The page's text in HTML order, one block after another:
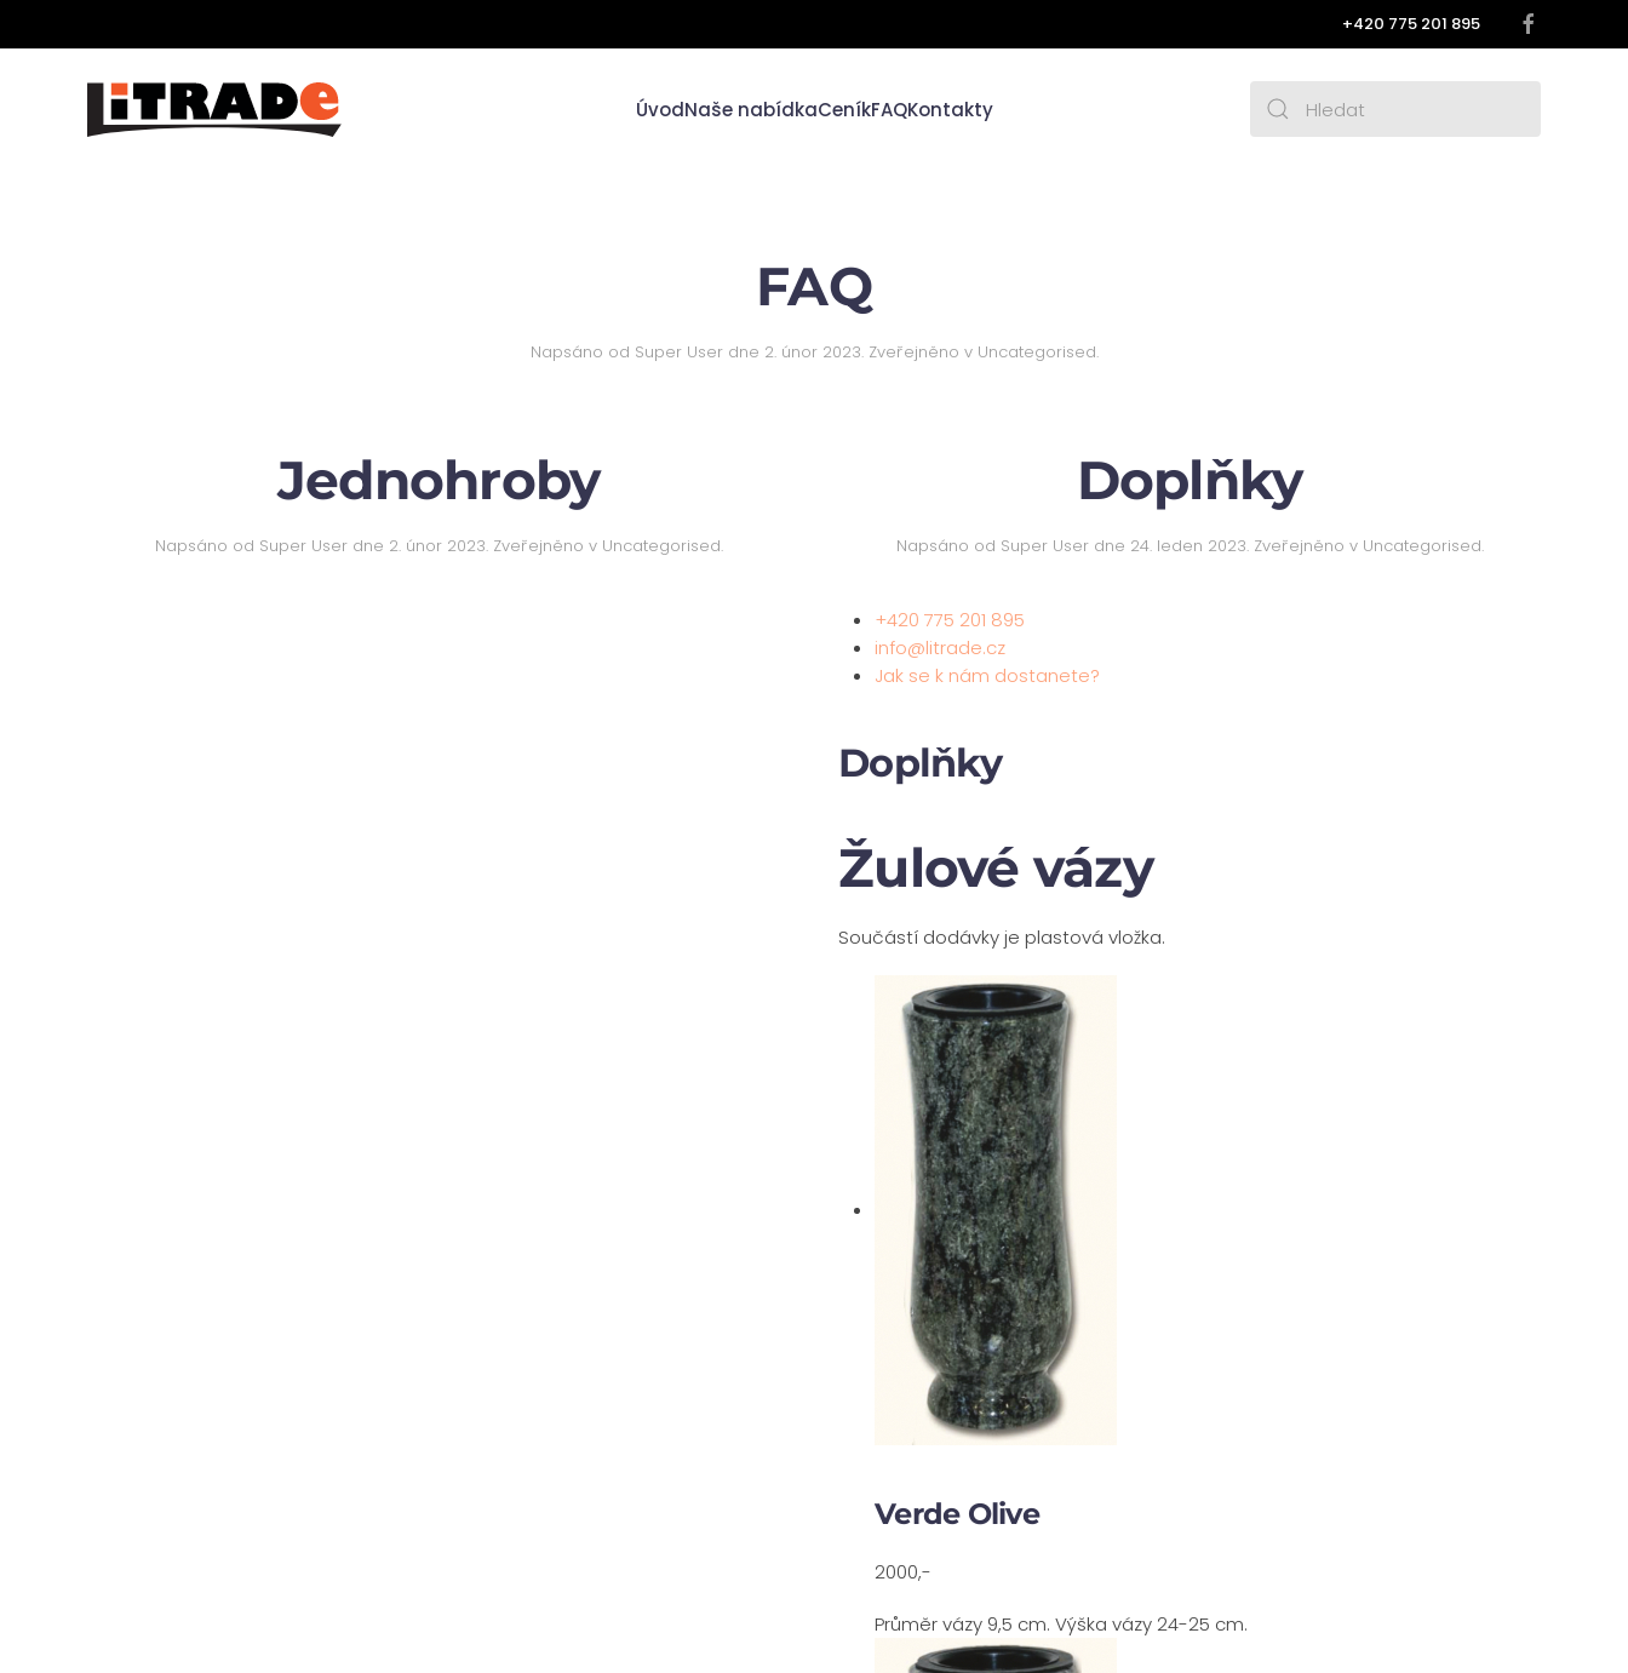
‭+420 775 201 895
ÚvodNaše nabídkaCeníkFAQKontakty
FAQ
Napsáno od Super User dne 2. únor 2023. Zveřejněno v Uncategorised.
Jednohroby
Napsáno od Super User dne 2. únor 2023. Zveřejněno v Uncategorised.
Doplňky
Napsáno od Super User dne 24. leden 2023. Zveřejněno v Uncategorised.
+420 775 201 895
info@litrade.cz
Jak se k nám dostanete?
Doplňky
Žulové vázy
Součástí dodávky je plastová vložka.
Verde Olive
2000,-
Průměr vázy 9,5 cm. Výška vázy 24-25 cm.